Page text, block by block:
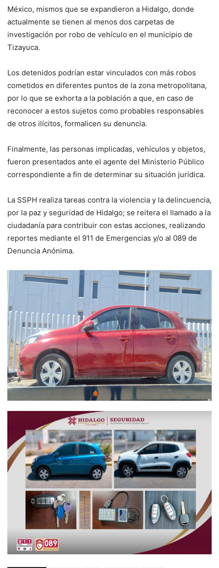
México, mismos que se expandieron a Hidalgo, donde
actualmente se tienen al menos dos carpetas de
investigación por robo de vehículo en el municipio de
Tizayuca.
Los detenidos podrían estar vinculados con más robos
cometidos en diferentes puntos de la zona metropolitana,
por lo que se exhorta a la población a que, en caso de
reconocer a estos sujetos como probables responsables
de otros ilícitos, formalicen su denuncia.
Finalmente, las personas implicadas, vehículos y objetos,
fueron presentados ante el agente del Ministerio Público
correspondiente a fin de determinar su situación jurídica.
La SSPH realiza tareas contra la violencia y la delincuencia,
por la paz y seguridad de Hidalgo; se reitera el llamado a la
ciudadanía para contribuir con estas acciones, realizando
reportes mediante el 911 de Emergencias y/o al 089 de
Denuncia Anónima.